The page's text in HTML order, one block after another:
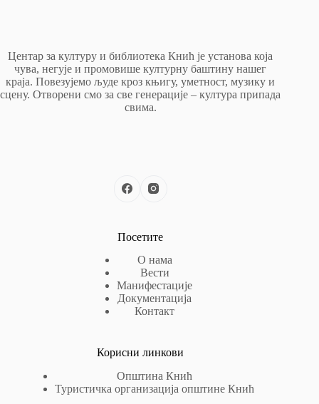
Центар за културу и библиотека Кнић је установа која
чува, негује и промовише културну баштину нашег
краја. Повезујемо људе кроз књигу, уметност, музику и
сцену. Отворени смо за све генерације – култура припада
свима.
Посетите
О нама
Вести
Манифестације
Документација
Контакт
Корисни линкови
Општина Кнић
Туристичка организација општине Кнић